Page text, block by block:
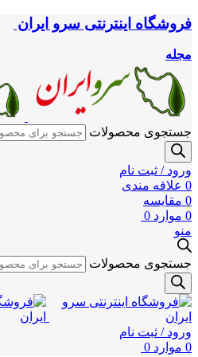
فروشگاه اینترنتی سرو ایران
مجله
جستجوی محصولات
ورود / ثبت نام
0 علاقه مندی
0 مقایسه
0 موارد 0
منو
جستجوی محصولات
ورود / ثبت نام
0 موارد 0